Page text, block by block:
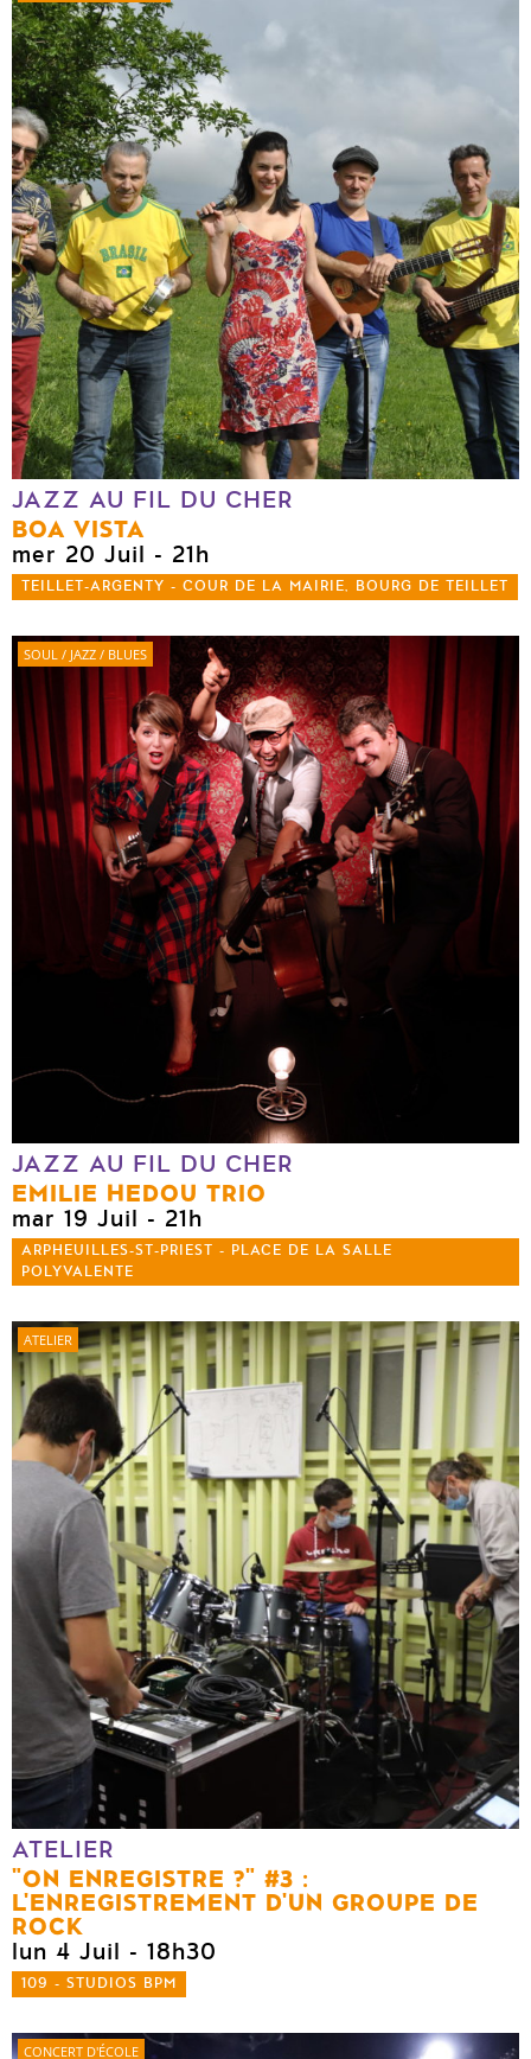
JAZZ AU FIL DU CHER
BOA VISTA
mer 20 Juil - 21h
TEILLET-ARGENTY - COUR DE LA MAIRIE, BOURG DE TEILLET
SOUL / JAZZ / BLUES
JAZZ AU FIL DU CHER
EMILIE HEDOU TRIO
mar 19 Juil - 21h
ARPHEUILLES-ST-PRIEST - PLACE DE LA SALLE
POLYVALENTE
ATELIER
ATELIER
"ON ENREGISTRE ?" #3 :
L'ENREGISTREMENT D'UN GROUPE DE
ROCK
lun 4 Juil - 18h30
109 - STUDIOS BPM
CONCERT D'ÉCOLE